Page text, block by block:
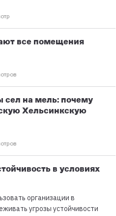
все помещения
сел на мель: почему
Хельсинкскую
в условиях
организации в
угрозы устойчивости